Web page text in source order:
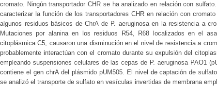
cromato. Ningún transportador CHR se ha analizado en relación con
caracterizar la función de los transportadores CHR en relación con
algunos residuos básicos de ChrA de P. aeruginosa en la resistencia a
Mutaciones por alanina en los residuos R54, R68 localizados en el
citoplásmica C5, causaron una disminución en el nivel de resistencia a
probablemente interactúan con el cromato durante su expulsión del
empleando suspensiones celulares de las cepas de P. aeruginosa PAO1
contiene el gen chrA del plásmido pUM505. El nivel de captación de
se analizó el transporte de sulfato en vesículas invertidas de membrana